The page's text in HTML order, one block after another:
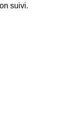
suivi.